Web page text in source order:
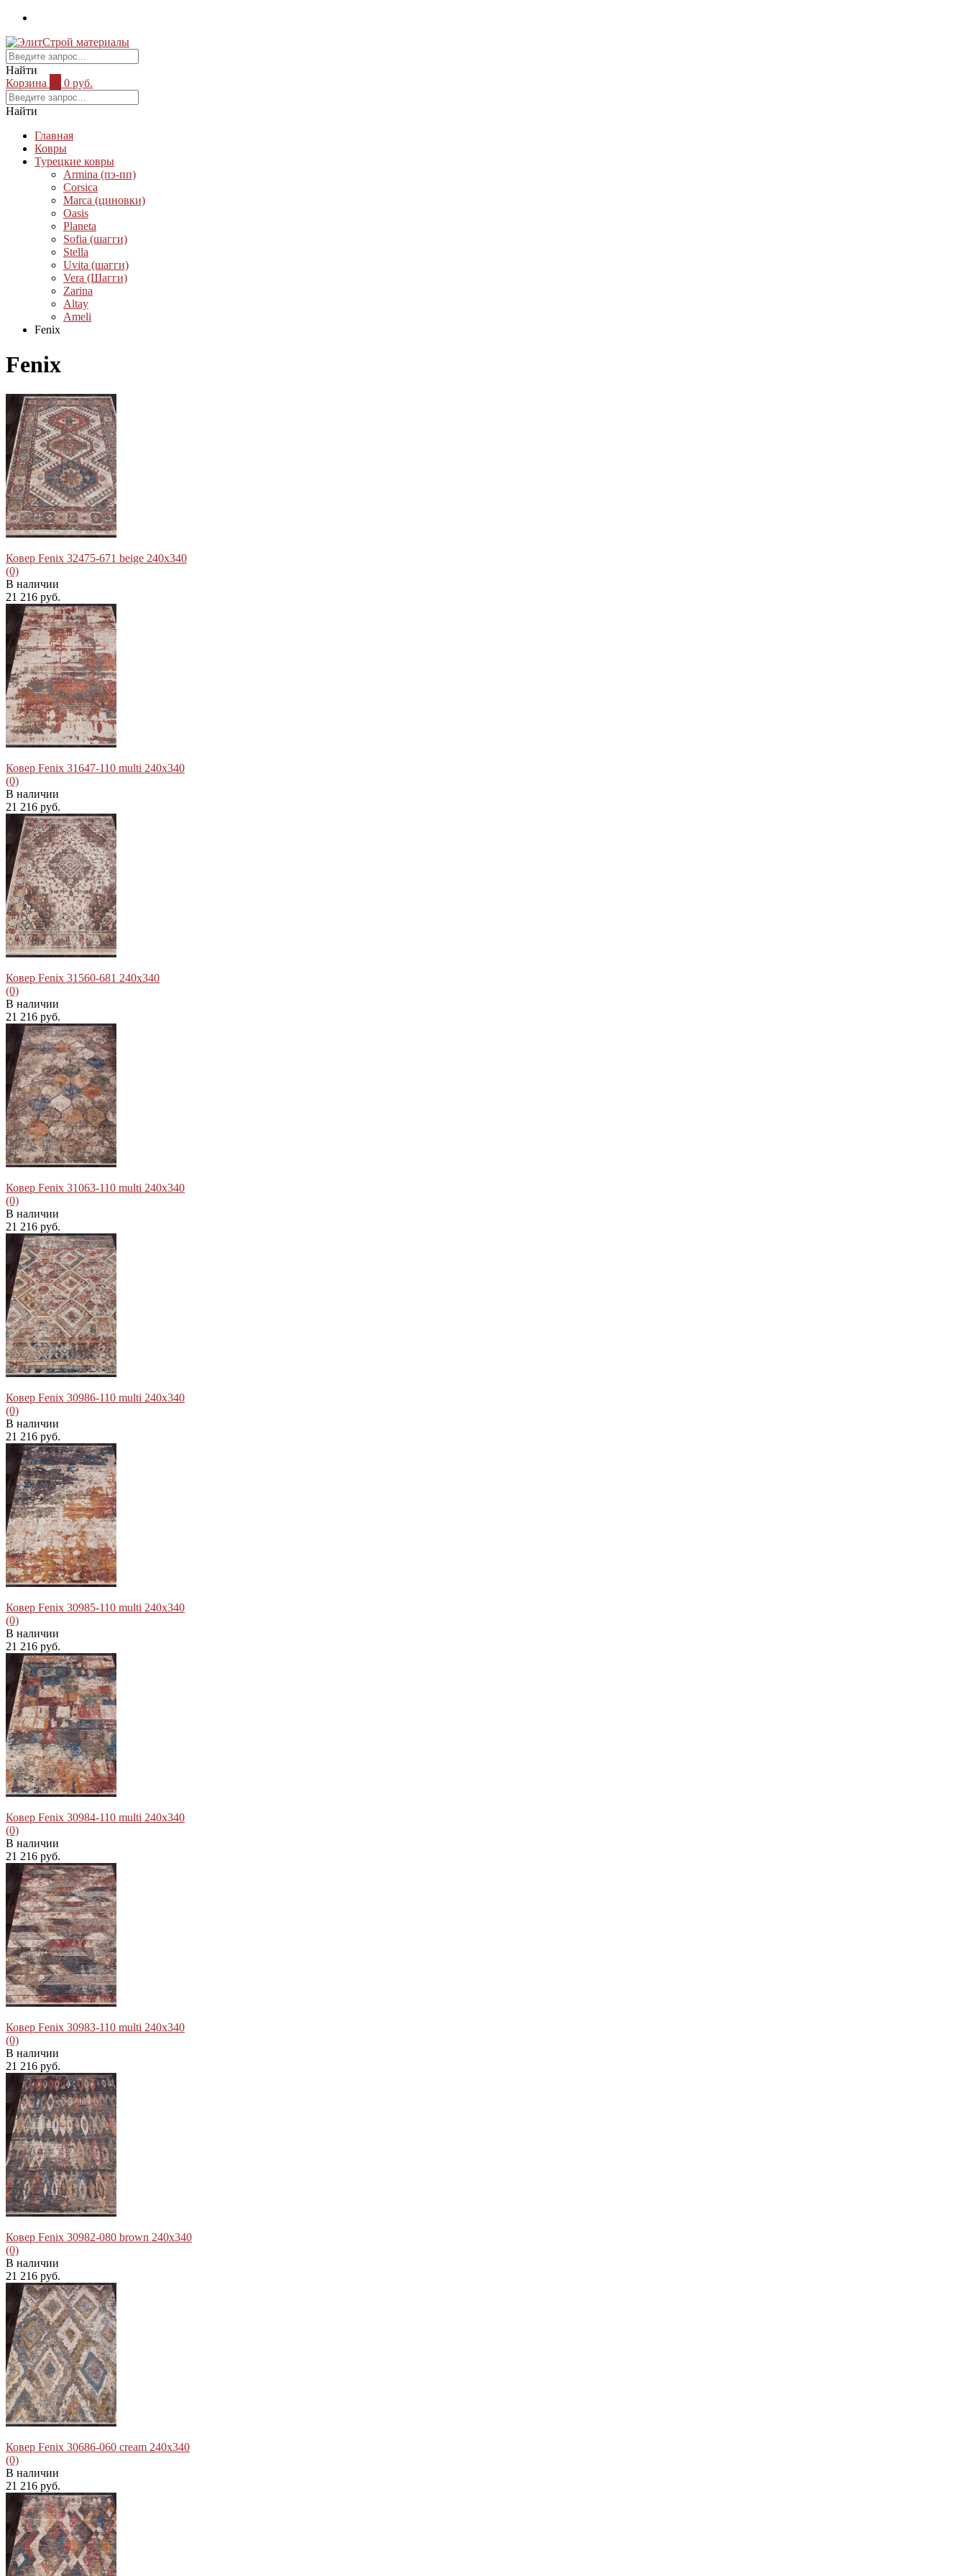
Найти
Корзина
0 руб.
Найти
Главная
Ковры
Турецкие ковры
Armina (пэ-пп)
Corsica
Marca (циновки)
Oasis
Planeta
Sofia (шагги)
Stella
Uvita (шагги)
Vera (Шагги)
Zarina
Altay
Ameli
Fenix
Fenix
избранное сравнить
Ковер Fenix 32475-671 beige 240x340
(0)
В наличии
21 216 руб.
избранное сравнить
Ковер Fenix 31647-110 multi 240x340
(0)
В наличии
21 216 руб.
избранное сравнить
Ковер Fenix 31560-681 240x340
(0)
В наличии
21 216 руб.
избранное сравнить
Ковер Fenix 31063-110 multi 240x340
(0)
В наличии
21 216 руб.
избранное сравнить
Ковер Fenix 30986-110 multi 240x340
(0)
В наличии
21 216 руб.
избранное сравнить
Ковер Fenix 30985-110 multi 240x340
(0)
В наличии
21 216 руб.
избранное сравнить
Ковер Fenix 30984-110 multi 240x340
(0)
В наличии
21 216 руб.
избранное сравнить
Ковер Fenix 30983-110 multi 240x340
(0)
В наличии
21 216 руб.
избранное сравнить
Ковер Fenix 30982-080 brown 240x340
(0)
В наличии
21 216 руб.
Ковер Fenix 30686-060 cream 240x340
(0)
В наличии
21 216 руб.